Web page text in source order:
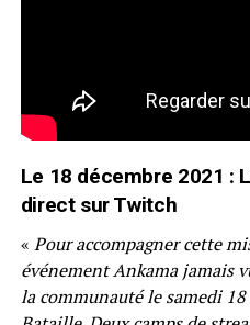
Le 18 décembre 2021 :
direct sur Twitch
« Pour accompagner cette
événement Ankama jamais
la communauté le samedi 18